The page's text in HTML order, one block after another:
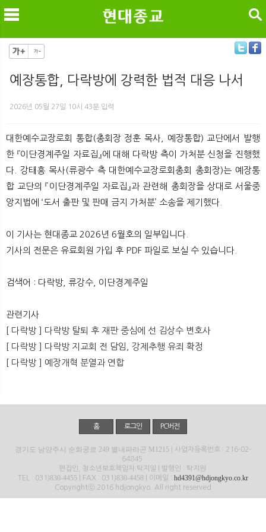
검색
예장통합, 다락방에 강력한 법적 대응 나서
2026년 05월 27일 10시 43분 입력
대한예수교장로회 통합(총회장 정훈 목사, 예장통합) 교단에서 발행
한 『이단경계주일 자료집』에 대해 다락방 측이 가처분 신청을 진행했
다. 강태흥 목사(류광수 측 대한예수교장로회총회 총회장)는 예장통
합 교단의 『이단경계주일 자료집』과 관련해 총회장을 상대로 서울중
앙지법에 ‘도서 출판 및 판매 금지 가처분’ 소송을 제기했다.
이 기사는 현대종교 2026년 6월호의 일부입니다.
기사의 전문은 유료회원 가입 후 PDF 파일로 보실 수 있습니다.
검색어 : 다락방, 류강수, 이단경계주일
관련기사
[ 다락방 ] 다락방 탈퇴 후 재판 중심에 선 김상수 변호사
[ 다락방 ] 다락방 지교회 전 담임, 강제추행 유죄 확정
[ 다락방 ] 예장개혁 분열과 연합
홈 로그인 PC버전
경기도 남양주시 순화궁로 249 별내파라곤 M1215 | 사업자등록번호 : 216-02-
64845
편집인, 청소년보호책임자:탁지일 | 발행인 : 탁지원
TEL : 031)830-4455 | FAX : 031)830-4458 | 이메일 : hd4391@hdjongkyo.co.kr
Copyrightⓒ 2016 hdjongkyo. All right reserved